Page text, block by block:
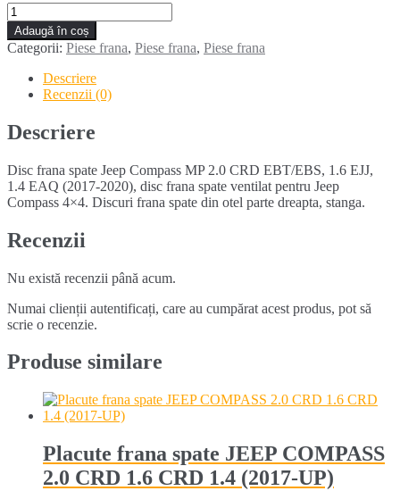
Cantitate
Disc
frana
spate
JEEP
COMPASS
(2017-
2020)
Adaugă în coș
Categorii: Piese frana, Piese frana, Piese frana
Descriere
Recenzii (0)
Descriere
Disc frana spate Jeep Compass MP 2.0 CRD EBT/EBS, 1.6 EJJ,
1.4 EAQ (2017-2020), disc frana spate ventilat pentru Jeep
Compass 4×4. Discuri frana spate din otel parte dreapta, stanga.
Recenzii
Nu există recenzii până acum.
Numai clienții autentificați, care au cumpărat acest produs, pot să
scrie o recenzie.
Produse similare
Placute frana spate JEEP COMPASS
2.0 CRD 1.6 CRD 1.4 (2017-UP)